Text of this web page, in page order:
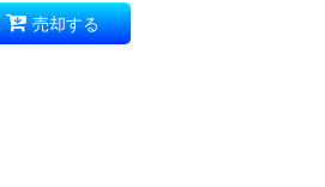
売却する